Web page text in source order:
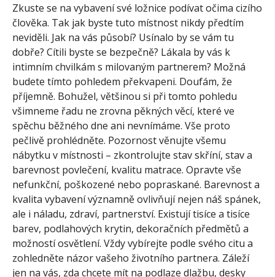
Zkuste se na vybavení své ložnice podívat očima cizího
člověka. Tak jak byste tuto místnost nikdy předtím
neviděli. Jak na vás působí? Usínalo by se vám tu
dobře? Cítili byste se bezpečně? Lákala by vás k
intimním chvilkám s milovaným partnerem? Možná
budete tímto pohledem překvapeni. Doufám, že
příjemně. Bohužel, většinou si při tomto pohledu
všimneme řadu ne zrovna pěkných věcí, které ve
spěchu běžného dne ani nevnímáme. Vše proto
pečlivě prohlédněte. Pozornost věnujte všemu
nábytku v místnosti – zkontrolujte stav skříní, stav a
barevnost povlečení, kvalitu matrace. Opravte vše
nefunkční, poškozené nebo popraskané. Barevnost a
kvalita vybavení významně ovlivňují nejen náš spánek,
ale i náladu, zdraví, partnerství. Existují tisíce a tisíce
barev, podlahových krytin, dekoračních předmětů a
možností osvětlení. Vždy vybírejte podle svého citu a
zohledněte názor vašeho životního partnera. Záleží
jen na vás, zda chcete mít na podlaze dlažbu, desky